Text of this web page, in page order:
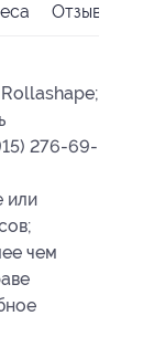
Отзывы
276-69-
или
чем